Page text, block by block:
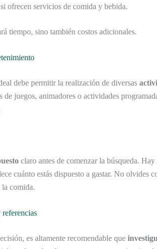
ofrecen servicios de comida y bebida.
tiempo, sino también costos adicionales.
debe permitir la realización de diversas
de juegos, animadores o actividades
claro antes de comenzar la búsqueda.
cuánto estás dispuesto a gastar. No olvides
comida.
es altamente recomendable que